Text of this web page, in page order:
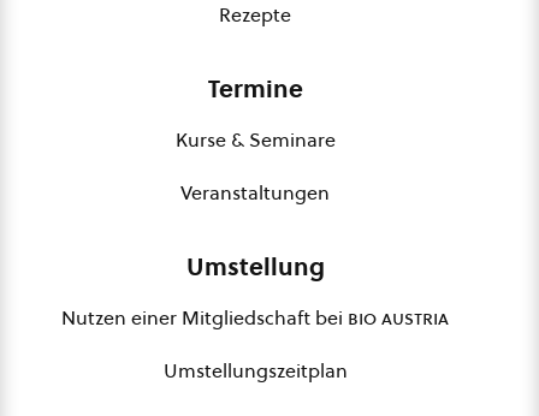
Rezepte
Termine
Kurse & Seminare
Veranstaltungen
Umstellung
Nutzen einer Mitgliedschaft bei bio austria
Umstellungszeitplan